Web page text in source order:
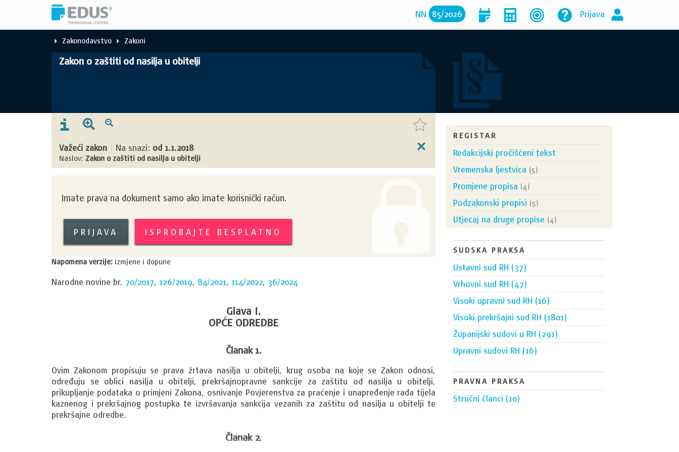
NN 85/2026 Prijava
Zakonodavstvo Zakoni
Zakon o zaštiti od nasilja u obitelji
Važeći zakon Na snazi: od 1.1.2018
Naslov: Zakon o zaštiti od nasilja u obitelji
Imate prava na dokument samo ako imate korisnički račun.
PRIJAVA ISPROBAJTE BESPLATNO
Napomena verzije: izmjene i dopune
Narodne novine br. 70/2017, 126/2019, 84/2021, 114/2022, 36/2024
Glava I.
OPĆE ODREDBE
Članak 1.
Ovim Zakonom propisuju se prava žrtava nasilja u obitelji, krug osoba na koje se Zakon odnosi,
određuju se oblici nasilja u obitelji, prekršajnopravne sankcije za zaštitu od nasilja u obitelji,
prikupljanje podataka o primjeni Zakona, osnivanje Povjerenstva za praćenje i unapređenje rada tijela
kaznenog i prekršajnog postupka te izvršavanja sankcija vezanih za zaštitu od nasilja u obitelji te
prekršajne odredbe.
Članak 2.
REGISTAR
Redakcijski pročišćeni tekst
Vremenska ljestvica (5)
Promjene propisa (4)
Podzakonski propisi (5)
Utjecaj na druge propise (4)
SUDSKA PRAKSA
Ustavni sud RH (37)
Vrhovni sud RH (47)
Visoki upravni sud RH (16)
Visoki prekršajni sud RH (1801)
Županijski sudovi u RH (291)
Upravni sudovi RH (16)
PRAVNA PRAKSA
Stručni članci (10)